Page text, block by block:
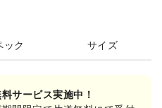
ック サイズ
サービス実施中！